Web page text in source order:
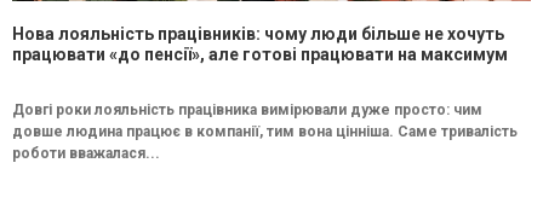
Нова лояльність працівників: чому люди більше не хочуть
працювати «до пенсії», але готові працювати на максимум
Довгі роки лояльність працівника вимірювали дуже просто: чим
довше людина працює в компанії, тим вона цінніша. Саме тривалість
роботи вважалася...